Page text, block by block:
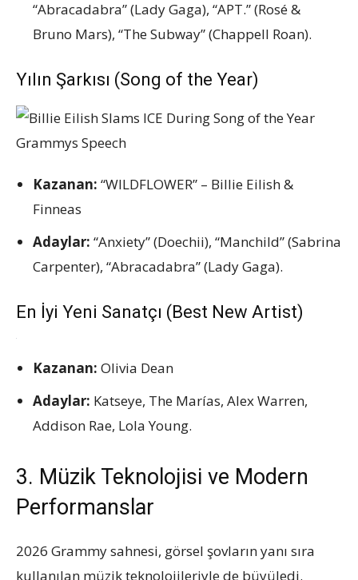
“Abracadabra” (Lady Gaga), “APT.” (Rosé &
Bruno Mars), “The Subway” (Chappell Roan).
Yılın Şarkısı (Song of the Year)
Kazanan: “WILDFLOWER” – Billie Eilish &
Finneas
Adaylar: “Anxiety” (Doechii), “Manchild” (Sabrina
Carpenter), “Abracadabra” (Lady Gaga).
En İyi Yeni Sanatçı (Best New Artist)
Kazanan: Olivia Dean
Adaylar: Katseye, The Marías, Alex Warren,
Addison Rae, Lola Young.
3. Müzik Teknolojisi ve Modern
Performanslar
2026 Grammy sahnesi, görsel şovların yanı sıra
kullanılan müzik teknolojileriyle de büyüledi.